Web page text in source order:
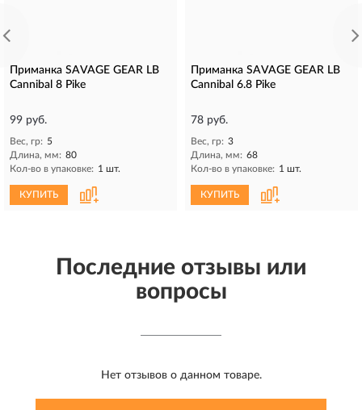
Приманка SAVAGE GEAR LB
Cannibal 8 Pike
99 руб.
Вес, гр: 5
Длина, мм: 80
Кол-во в упаковке: 1 шт.
КУПИТЬ
Приманка SAVAGE GEAR LB
Cannibal 6.8 Pike
78 руб.
Вес, гр: 3
Длина, мм: 68
Кол-во в упаковке: 1 шт.
КУПИТЬ
Последние отзывы или
вопросы
Нет отзывов о данном товаре.